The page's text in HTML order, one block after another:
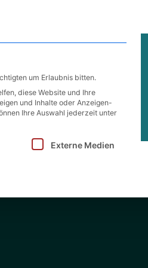
um Erlaubnis bitten.
diese Website und Ihre
und Inhalte oder Anzeigen-
Ihre Auswahl jederzeit unter
Gruppe ist essenziell
Externe Medien